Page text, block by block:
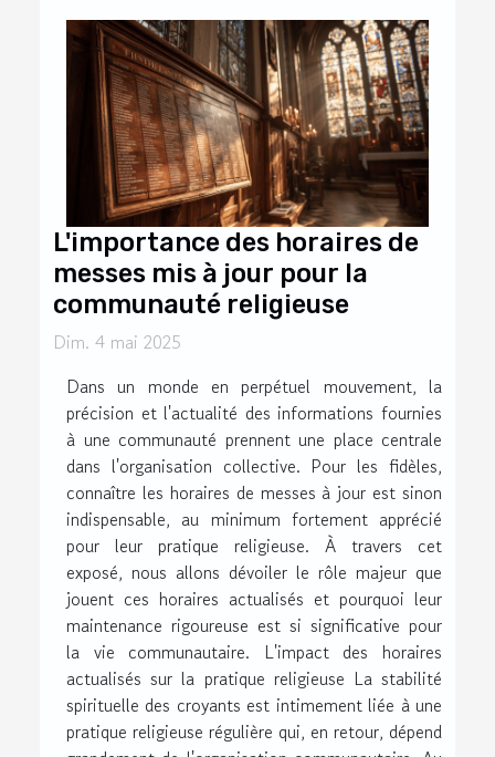
L'importance des horaires de
messes mis à jour pour la
communauté religieuse
Dim. 4 mai 2025
Dans un monde en perpétuel mouvement, la
précision et l'actualité des informations fournies
à une communauté prennent une place centrale
dans l'organisation collective. Pour les fidèles,
connaître les horaires de messes à jour est sinon
indispensable, au minimum fortement apprécié
pour leur pratique religieuse. À travers cet
exposé, nous allons dévoiler le rôle majeur que
jouent ces horaires actualisés et pourquoi leur
maintenance rigoureuse est si significative pour
la vie communautaire. L'impact des horaires
actualisés sur la pratique religieuse La stabilité
spirituelle des croyants est intimement liée à une
pratique religieuse régulière qui, en retour, dépend